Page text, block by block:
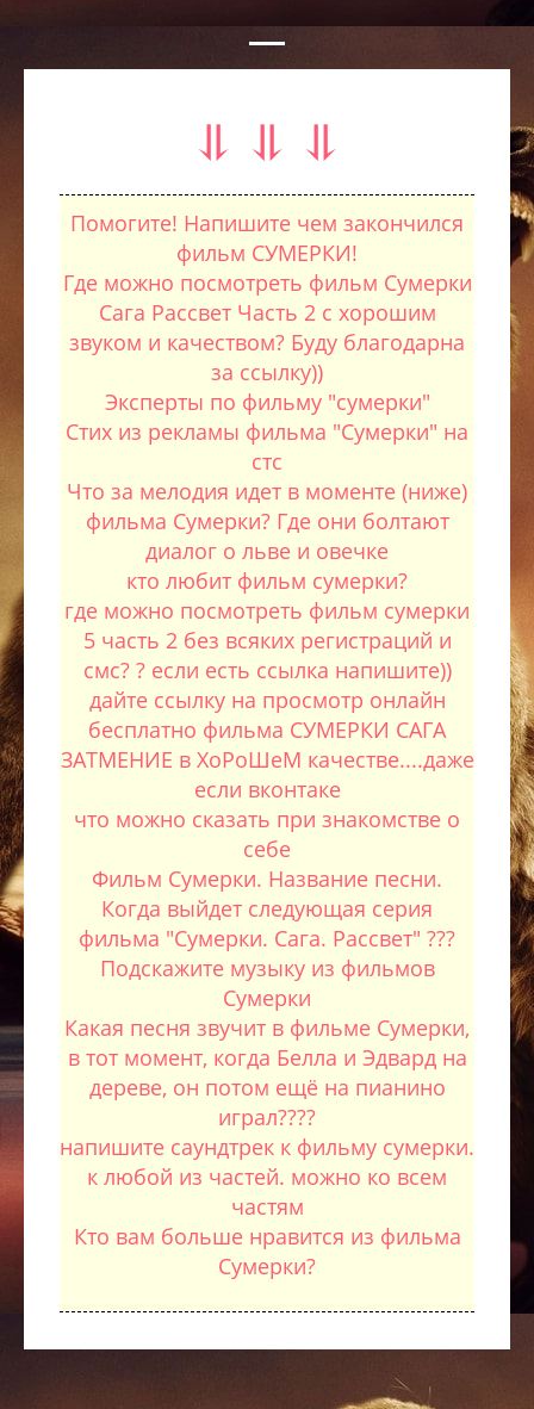
⥥ ⥥ ⥥
Помогите! Напишите чем закончился
фильм СУМЕРКИ!
Где можно посмотреть фильм Сумерки
Сага Рассвет Часть 2 с хорошим
звуком и качеством? Буду благодарна
за ссылку))
Эксперты по фильму "сумерки"
Стих из рекламы фильма "Сумерки" на
стс
Что за мелодия идет в моменте (ниже)
фильма Сумерки? Где они болтают
диалог о льве и овечке
кто любит фильм сумерки?
где можно посмотреть фильм сумерки
5 часть 2 без всяких регистраций и
смс? ? если есть ссылка напишите))
дайте ссылку на просмотр онлайн
бесплатно фильма СУМЕРКИ САГА
ЗАТМЕНИЕ в ХоРоШеМ качестве....даже
если вконтаке
что можно сказать при знакомстве о
себе
Фильм Сумерки. Название песни.
Когда выйдет следующая серия
фильма "Сумерки. Сага. Рассвет" ???
Подскажите музыку из фильмов
Сумерки
Какая песня звучит в фильме Сумерки,
в тот момент, когда Белла и Эдвард на
дереве, он потом ещё на пианино
играл????
напишите саундтрек к фильму сумерки.
к любой из частей. можно ко всем
частям
Кто вам больше нравится из фильма
Сумерки?